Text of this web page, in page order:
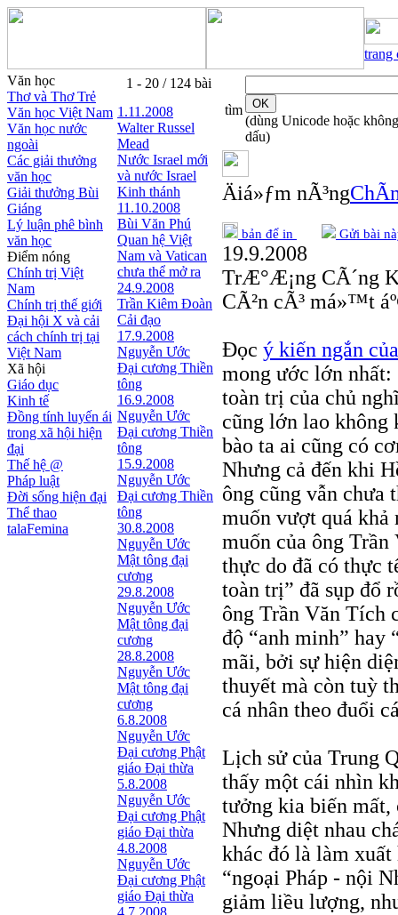
trang
Văn học
Thơ và Thơ Trẻ
Văn học Việt Nam
Văn học nước
ngoài
Các giải thưởng
văn học
Giải thưởng Bùi
Giáng
Lý luận phê bình
văn học
Điểm nóng
Chính trị Việt
Nam
Chính trị thế giới
Đại hội X và cải
cách chính trị tại
Việt Nam
Xã hội
Giáo dục
Kinh tế
Đồng tính luyến ái
trong xã hội hiện
đại
Thế hệ @
Pháp luật
Đời sống hiện đại
Thể thao
talaFemina
1 - 20 / 124 bài
1.11.2008
Walter Russel
Mead
Nước Israel mới
và nước Israel
Kinh thánh
11.10.2008
Bùi Văn Phú
Quan hệ Việt
Nam và Vatican
chưa thể mở ra
24.9.2008
Trần Kiêm Đoàn
Cải đạo
17.9.2008
Nguyễn Ước
Ðại cương Thiền
tông
16.9.2008
Nguyễn Ước
Ðại cương Thiền
tông
15.9.2008
Nguyễn Ước
Ðại cương Thiền
tông
30.8.2008
Nguyễn Ước
Mật tông đại
cương
29.8.2008
Nguyễn Ước
Mật tông đại
cương
28.8.2008
Nguyễn Ước
Mật tông đại
cương
6.8.2008
Nguyễn Ước
Ðại cương Phật
giáo Ðại thừa
5.8.2008
Nguyễn Ước
Ðại cương Phật
giáo Ðại thừa
4.8.2008
Nguyễn Ước
Ðại cương Phật
giáo Ðại thừa
4.7.2008
tìm
(dùng Unicode hoặc không
dấu)
Äiá»ƒm nÃ³ng
bản để in Gửi bài
19.9.2008
TrÆ°Æ¡ng CÃ´ng
CÃ²n cÃ³ má»™t
Đọc ý kiến ngắn
mong ước lớn
toàn trị của chủ
cũng lớn lao
bào ta ai cũng có
Nhưng cả đến khi
ông cũng vẫn chưa
muốn vượt quá khả
muốn của ông
thực do đã có thực
toàn trị” đã sụp đổ
ông Trần Văn Tích
độ “anh minh” hay
mãi, bởi sự hiện
thuyết mà còn tuỳ
cá nhân theo đuổi
Lịch sử của Trung
thấy một cái nhìn
tưởng kia biến mất,
Nhưng diệt nhau
khác đó là làm
“ngoại Pháp - nội
giảm liều lượng,